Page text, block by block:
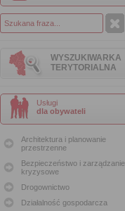
WYSZUKIWARKA
TERYTORIALNA
Usługi
dla obywateli
Architektura i planowanie
przestrzenne
Bezpieczeństwo i zarządzanie
kryzysowe
Drogownictwo
Działalność gospodarcza